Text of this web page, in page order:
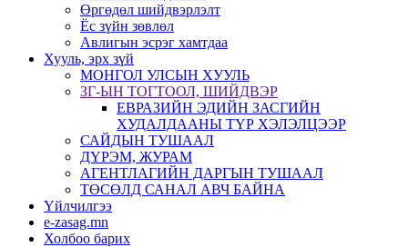
Өргөдөл шийдвэрлэлт
Ёс зүйн зөвлөл
Авлигын эсрэг хамтдаа
Хууль, эрх зүй
МОНГОЛ УЛСЫН ХУУЛЬ
ЗГ-ЫН ТОГТООЛ, ШИЙДВЭР
ЕВРАЗИЙН ЭДИЙН ЗАСГИЙН
ХУДАЛДААНЫ ТҮР ХЭЛЭЛЦЭЭР
САЙДЫН ТУШААЛ
ДҮРЭМ, ЖУРАМ
АГЕНТЛАГИЙН ДАРГЫН ТУШААЛ
ТӨСӨЛД САНАЛ АВЧ БАЙНА
Үйлчилгээ
e-zasag.mn
Холбоо барих